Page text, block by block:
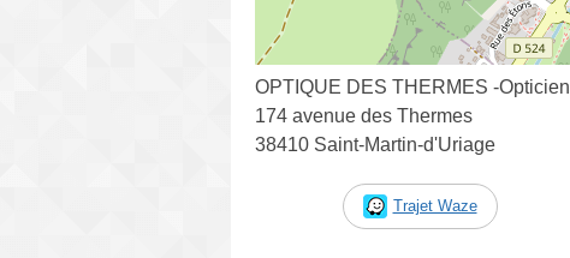
OPTIQUE DES THERMES -Opticien
174 avenue des Thermes
38410 Saint-Martin-d'Uriage
Trajet Waze